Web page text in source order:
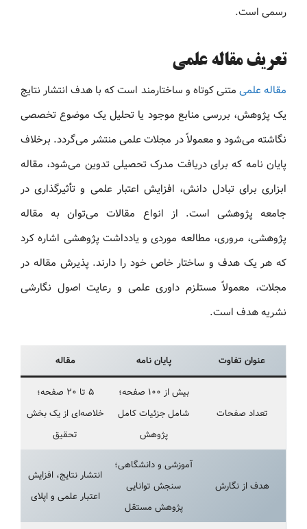
رسمی است.
تعریف مقاله علمی
مقاله علمی متنی کوتاه و ساختارمند است که با هدف انتشار نتایج
یک پژوهش، بررسی منابع موجود یا تحلیل یک موضوع تخصصی
نگاشته می‌شود و معمولاً در مجلات علمی منتشر می‌گردد. برخلاف
پایان نامه که برای دریافت مدرک تحصیلی تدوین می‌شود، مقاله
ابزاری برای تبادل دانش، افزایش اعتبار علمی و تأثیرگذاری در
جامعه پژوهشی است. از انواع مقالات می‌توان به مقاله
پژوهشی، مروری، مطالعه موردی و یادداشت پژوهشی اشاره کرد
که هر یک هدف و ساختار خاص خود را دارند. پذیرش مقاله در
مجلات، معمولاً مستلزم داوری علمی و رعایت اصول نگارشی
نشریه هدف است.
عنوان تفاوت پایان نامه مقاله
تعداد صفحات
بیش از ۱۰۰ صفحه؛
شامل جزئیات کامل
پژوهش
۵ تا ۲۰ صفحه؛
خلاصه‌ای از یک بخش
تحقیق
هدف از نگارش
آموزشی و دانشگاهی؛
سنجش توانایی
پژوهش مستقل
انتشار نتایج، افزایش
اعتبار علمی و اپلای